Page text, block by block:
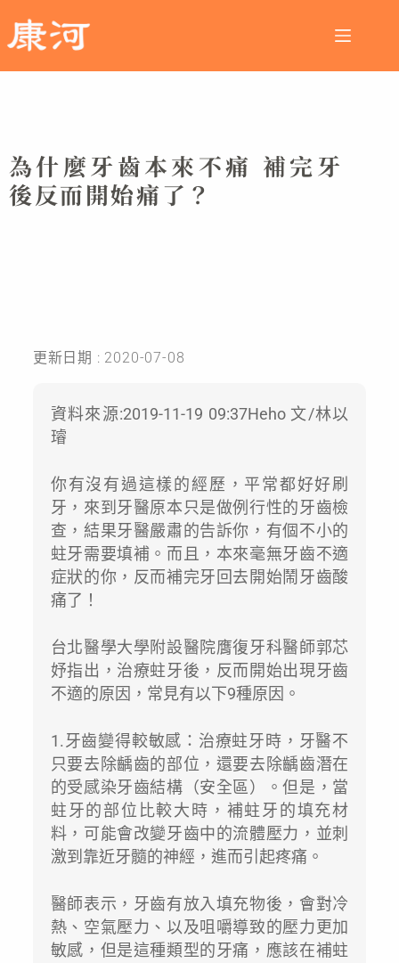
為什麼牙齒本來不痛 補完牙
後反而開始痛了？
更新日期 : 2020-07-08
資料來源:2019-11-19 09:37Heho 文/林以
璿
你有沒有過這樣的經歷，平常都好好刷
牙，來到牙醫原本只是做例行性的牙齒檢
查，結果牙醫嚴肅的告訴你，有個不小的
蛀牙需要填補。而且，本來毫無牙齒不適
症狀的你，反而補完牙回去開始鬧牙齒酸
痛了！
台北醫學大學附設醫院膺復牙科醫師郭芯
妤指出，治療蛀牙後，反而開始出現牙齒
不適的原因，常見有以下9種原因。
1.牙齒變得較敏感：治療蛀牙時，牙醫不
只要去除齲齒的部位，還要去除齲齒潛在
的受感染牙齒結構（安全區）。但是，當
蛀牙的部位比較大時，補蛀牙的填充材
料，可能會改變牙齒中的流體壓力，並刺
激到靠近牙髓的神經，進而引起疼痛。
醫師表示，牙齒有放入填充物後，會對冷
熱、空氣壓力、以及咀嚼導致的壓力更加
敏感，但是這種類型的牙痛，應該在補蛀